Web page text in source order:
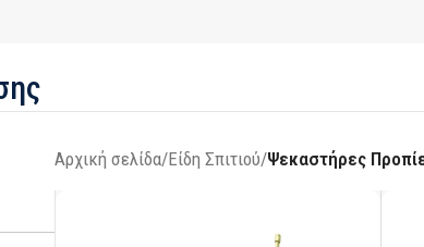
Αρχική σελίδα/Είδη Σπιτιού/Ψεκαστήρες